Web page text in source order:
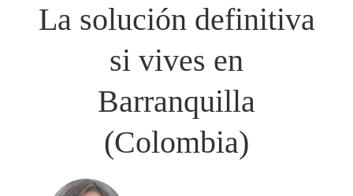
La solución definitiva
si vives en
Barranquilla
(Colombia)